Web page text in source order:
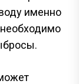
именно
необходимо